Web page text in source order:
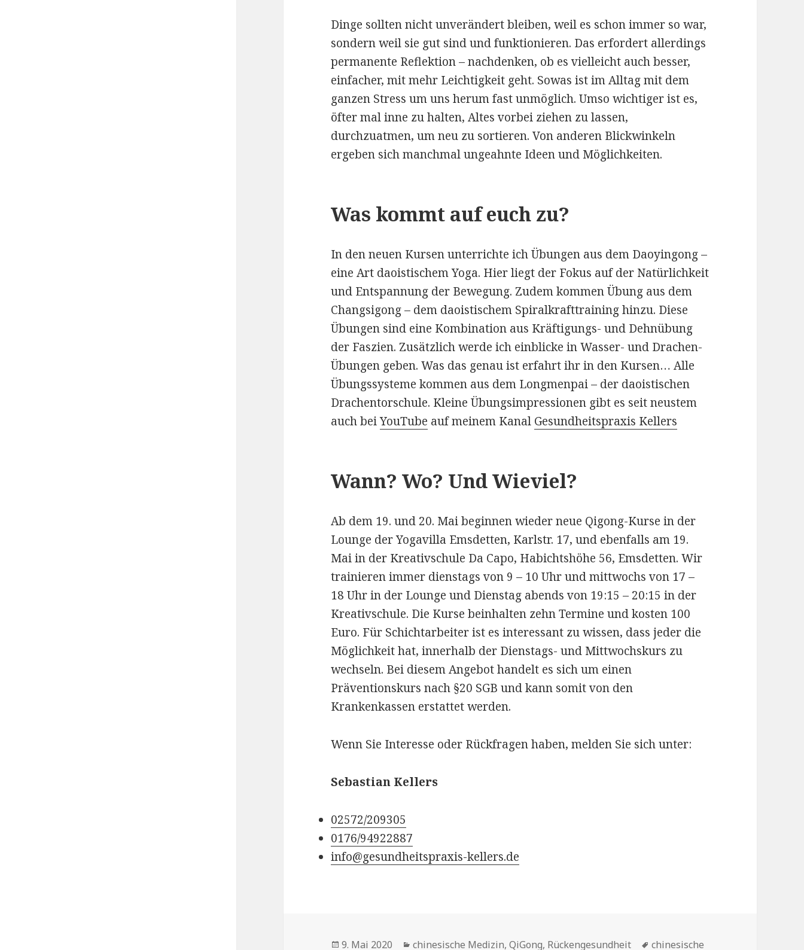
Dinge sollten nicht unverändert bleiben, weil es schon immer so war,
sondern weil sie gut sind und funktionieren. Das erfordert allerdings
permanente Reflektion – nachdenken, ob es vielleicht auch besser,
einfacher, mit mehr Leichtigkeit geht. Sowas ist im Alltag mit dem
ganzen Stress um uns herum fast unmöglich. Umso wichtiger ist es,
öfter mal inne zu halten, Altes vorbei ziehen zu lassen,
durchzuatmen, um neu zu sortieren. Von anderen Blickwinkeln
ergeben sich manchmal ungeahnte Ideen und Möglichkeiten.
Was kommt auf euch zu?
In den neuen Kursen unterrichte ich Übungen aus dem Daoyingong –
eine Art daoistischem Yoga. Hier liegt der Fokus auf der Natürlichkeit
und Entspannung der Bewegung. Zudem kommen Übung aus dem
Changsigong – dem daoistischem Spiralkrafttraining hinzu. Diese
Übungen sind eine Kombination aus Kräftigungs- und Dehnübung
der Faszien. Zusätzlich werde ich einblicke in Wasser- und Drachen-
Übungen geben. Was das genau ist erfahrt ihr in den Kursen… Alle
Übungssysteme kommen aus dem Longmenpai – der daoistischen
Drachentorschule. Kleine Übungsimpressionen gibt es seit neustem
auch beiYouTube auf meinem Kanal Gesundheitspraxis Kellers
Wann? Wo? Und Wieviel?
Ab dem 19. und 20. Mai beginnen wieder neue Qigong-Kurse in der
Lounge der Yogavilla Emsdetten, Karlstr. 17, und ebenfalls am 19.
Mai in der Kreativschule Da Capo, Habichtshöhe 56, Emsdetten. Wir
trainieren immer dienstags von 9 – 10 Uhr und mittwochs von 17 –
18 Uhr in der Lounge und Dienstag abends von 19:15 – 20:15 in der
Kreativschule. Die Kurse beinhalten zehn Termine und kosten 100
Euro. Für Schichtarbeiter ist es interessant zu wissen, dass jeder die
Möglichkeit hat, innerhalb der Dienstags- und Mittwochskurs zu
wechseln. Bei diesem Angebot handelt es sich um einen
Präventionskurs nach §20 SGB und kann somit von den
Krankenkassen erstattet werden.
Wenn Sie Interesse oder Rückfragen haben, melden Sie sich unter:
Sebastian Kellers
02572/209305
0176/94922887
info@gesundheitspraxis-kellers.de
Veröffentlicht
9. Mai 2020 Kategorien
chinesische Medizin,QiGong, Rückengesundheit Schlagwörter
chinesische